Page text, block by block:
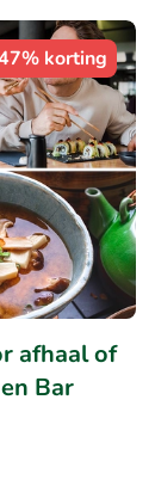
korting
afhaal of
Bar